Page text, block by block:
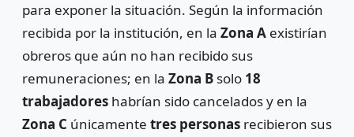
para exponer la situación. Según la información
recibida por la institución, en la Zona A existirían
obreros que aún no han recibido sus
remuneraciones; en la Zona B solo 18
trabajadores habrían sido cancelados y en la
Zona C únicamente tres personas recibieron sus